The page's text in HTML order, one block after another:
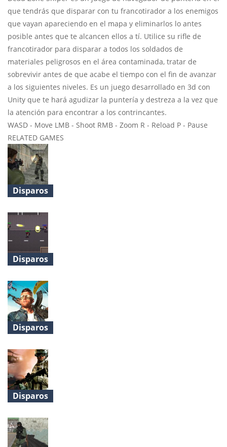
que tendrás que disparar con tu francotirador a los enemigos
que vayan apareciendo en el mapa y eliminarlos lo antes
posible antes que te alcancen ellos a tí. Utilice su rifle de
francotirador para disparar a todos los soldados de
materiales peligrosos en el área contaminada, tratar de
sobrevivir antes de que acabe el tiempo con el fin de avanzar
a los siguientes niveles. Es un juego desarrollado en 3d con
Unity que te hará agudizar la puntería y destreza a la vez que
la atención para encontrar a los contrincantes.
WASD - Move LMB - Shoot RMB - Zoom R - Reload P - Pause
RELATED GAMES
Disparos
Disparos
Disparos
Disparos